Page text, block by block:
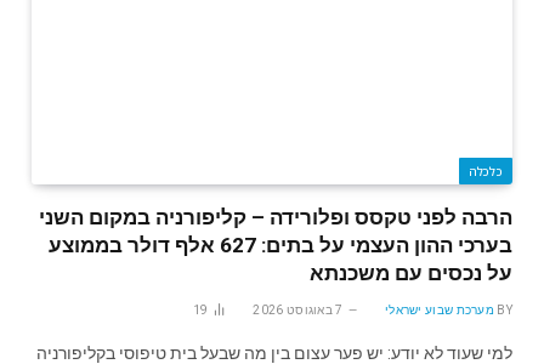
כלכלה
הרבה לפני טקסס ופלורידה – קליפורניה במקום השני
בערכי ההון העצמי על בתים: 627 אלף דולר בממוצע
על נכסים עם משכנתא
BY מערכת שבוע ישראלי 7 באוגוסט 2026 19
למי שעוד לא יודע: יש פער עצום בין מה שבעל בית טיפוסי בקליפורניה